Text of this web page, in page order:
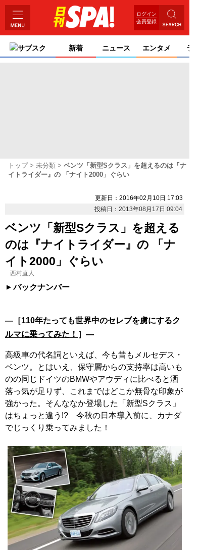
ログイン
会員登録
サブスク 新着 ニュース エンタメ ライ
トップ 未分類
ベンツ「新型Sクラス」を超えるのは『ナ
イトライダー』の 「ナイト2000」ぐらい
更新日：2016年02月10日 17:03
投稿日：2013年08月17日 09:04
ベンツ「新型Sクラス」を超える
のは『ナイトライダー』の 「ナ
イト2000」ぐらい
西村直人
バックナンバー
―［110年たっても世界中のセレブを虜にするク
ルマに乗ってみた！ ］―
高級車の代名詞といえば、今も昔もメルセデス・
ベンツ。とはいえ、保守層からの支持率は高いも
のの同じドイツのBMWやアウディに比べると洒
落っ気が足りず、これまではどこか無骨な印象が
強かった。そんななか登場した「新型Sクラス」
はちょっと違う!? 今秋の日本導入前に、カナダ
でじっくり乗ってみました！